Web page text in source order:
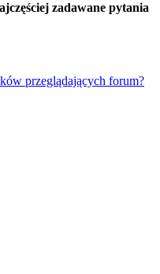
zadawane pytania
przeglądających forum?